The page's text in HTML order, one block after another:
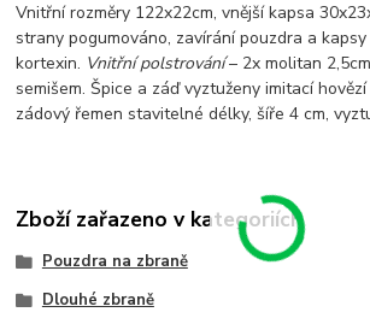
Vnitřní rozměry 122x22cm, vnější kapsa
strany pogumováno, zavírání pouzdra a kapsy
kortexin. Vnitřní polstrování– 2x molitan
semišem. Špice a záď vyztuženy imitací
zádový řemen stavitelné délky, šíře 4 cm,
Zboží zařazeno v kategoriích
Pouzdra na zbraně
Dlouhé zbraně